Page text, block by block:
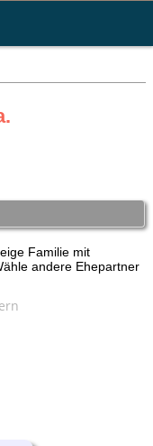
Familie mit
andere Ehepartner